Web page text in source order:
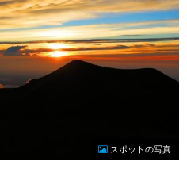
スポットの写真